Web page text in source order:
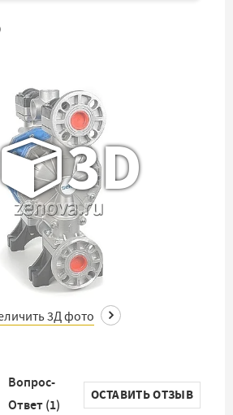
3D
3Д фото
Вопрос-
Ответ (1)
ОСТАВИТЬ ОТЗЫВ